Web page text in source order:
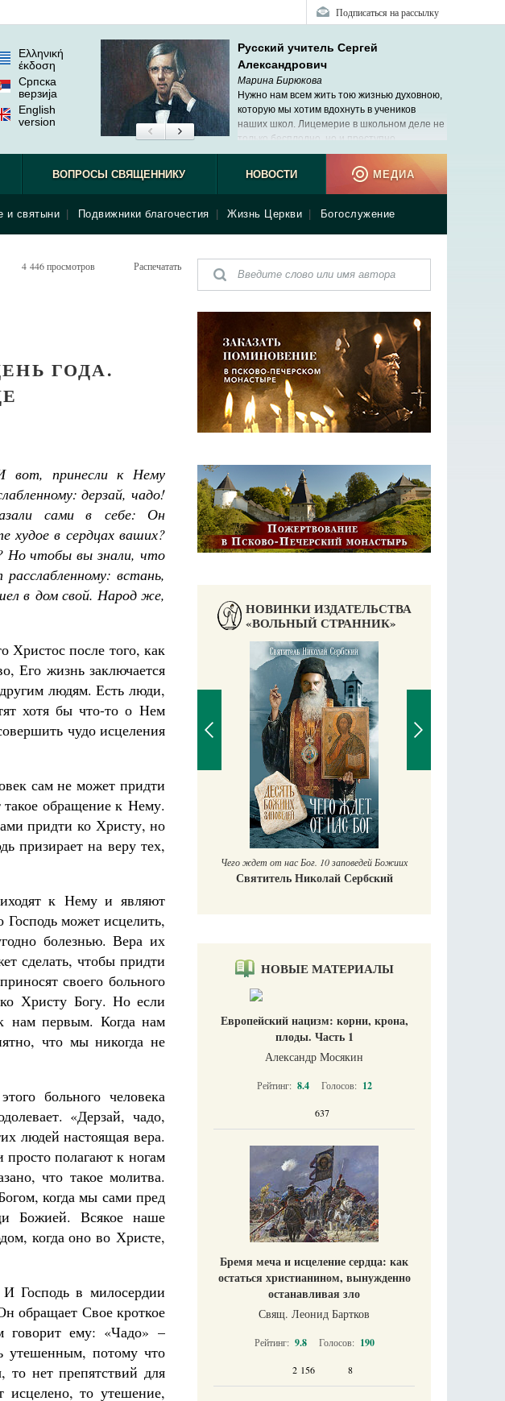
Подписаться на рассылку
Ελληνική
έκδοση
Српска
верзиjа
English
version
Русский учитель Сергей
Александрович
Марина Бирюкова
Нужно нам всем жить тою жизнью духовною,
которую мы хотим вдохнуть в учеников
наших школ. Лицемерие в школьном деле не
только бесплодно, но и преступно.
и святыни Подвижники благочестия Жизнь Церкви Богослужение
ВОПРОСЫ СВЯЩЕННИКУ НОВОСТИ МЕДИА
4 446 просмотров Распечатать
ГОДА.
вот, принесли к Нему
дерзай, чадо!
сами в себе: Он
худое в сердцах ваших?
Но чтобы вы знали, что
встань,
в дом свой. Народ же,
после того, как
Его жизнь заключается
людям. Есть люди,
хотя бы что-то о Нем
чудо исцеления
сам не может придти
такое обращение к Нему.
придти ко Христу, но
призирает на веру тех,
к Нему и являют
может исцелить,
болезнью. Вера их
сделать, чтобы придти
своего больного
Христу Богу. Но если
нам первым. Когда нам
что мы никогда не
больного человека
«Дерзай, чадо,
людей настоящая вера.
полагают к ногам
что такое молитва.
когда мы сами пред
Божией. Всякое наше
когда оно во Христе,
И Господь в милосердии
обращает Свое кроткое
говорит ему: «Чадо» –
утешенным, потому что
нет препятствий для
то утешение,
НОВИНКИ ИЗДАТЕЛЬСТВА
«ВОЛЬНЫЙ СТРАННИК»
Георгий Победоносец. Научись у
Роман Котов Чего ждет от нас Бог. 10 заповедей Божиих
Святитель Николай Сербский
НОВЫЕ МАТЕРИАЛЫ
Европейский нацизм: корни, крона,
плоды. Часть 1
Александр Мосякин
Рейтинг: 8.4 Голосов: 12
637
Бремя меча и исцеление сердца: как
остаться христианином, вынужденно
останавливая зло
Свящ. Леонид Бартков
Рейтинг: 9.8 Голосов: 190
2 156 8